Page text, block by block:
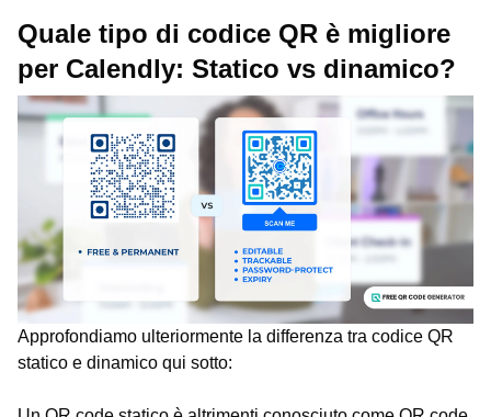
Quale tipo di codice QR è migliore
per Calendly: Statico vs dinamico?
Approfondiamo ulteriormente la differenza tra codice QR
statico e dinamico qui sotto: